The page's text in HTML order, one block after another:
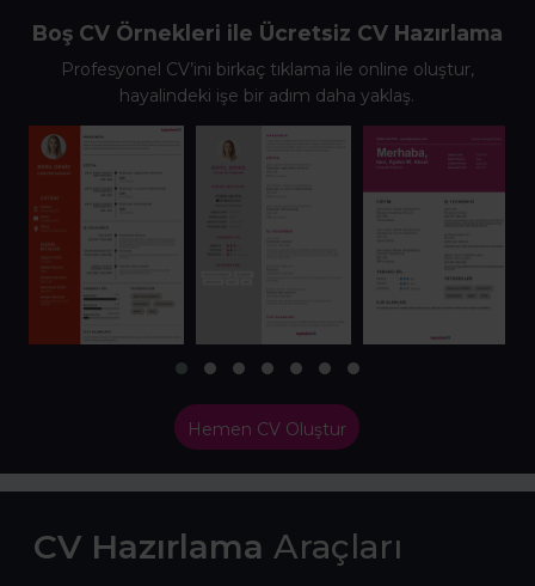
Boş CV Örnekleri ile Ücretsiz CV Hazırlama
Profesyonel CV’ini birkaç tıklama ile online oluştur,
hayalindeki işe bir adım daha yaklaş.
Hemen CV Oluştur
CV Hazırlama Araçları